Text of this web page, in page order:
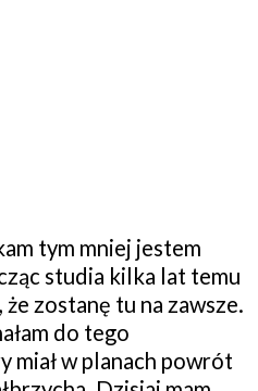
tym mniej jestem
studia kilka lat temu
że zostanę tu na zawsze.
do tego
miał w planach powrót